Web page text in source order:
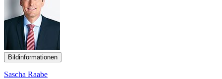
Bildinformationen
Sascha Raabe